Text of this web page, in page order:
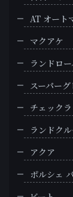
AT オート
マクアケ
ランドロ
スーパーグ
チェック
ランドク
アクア
ポルシェ